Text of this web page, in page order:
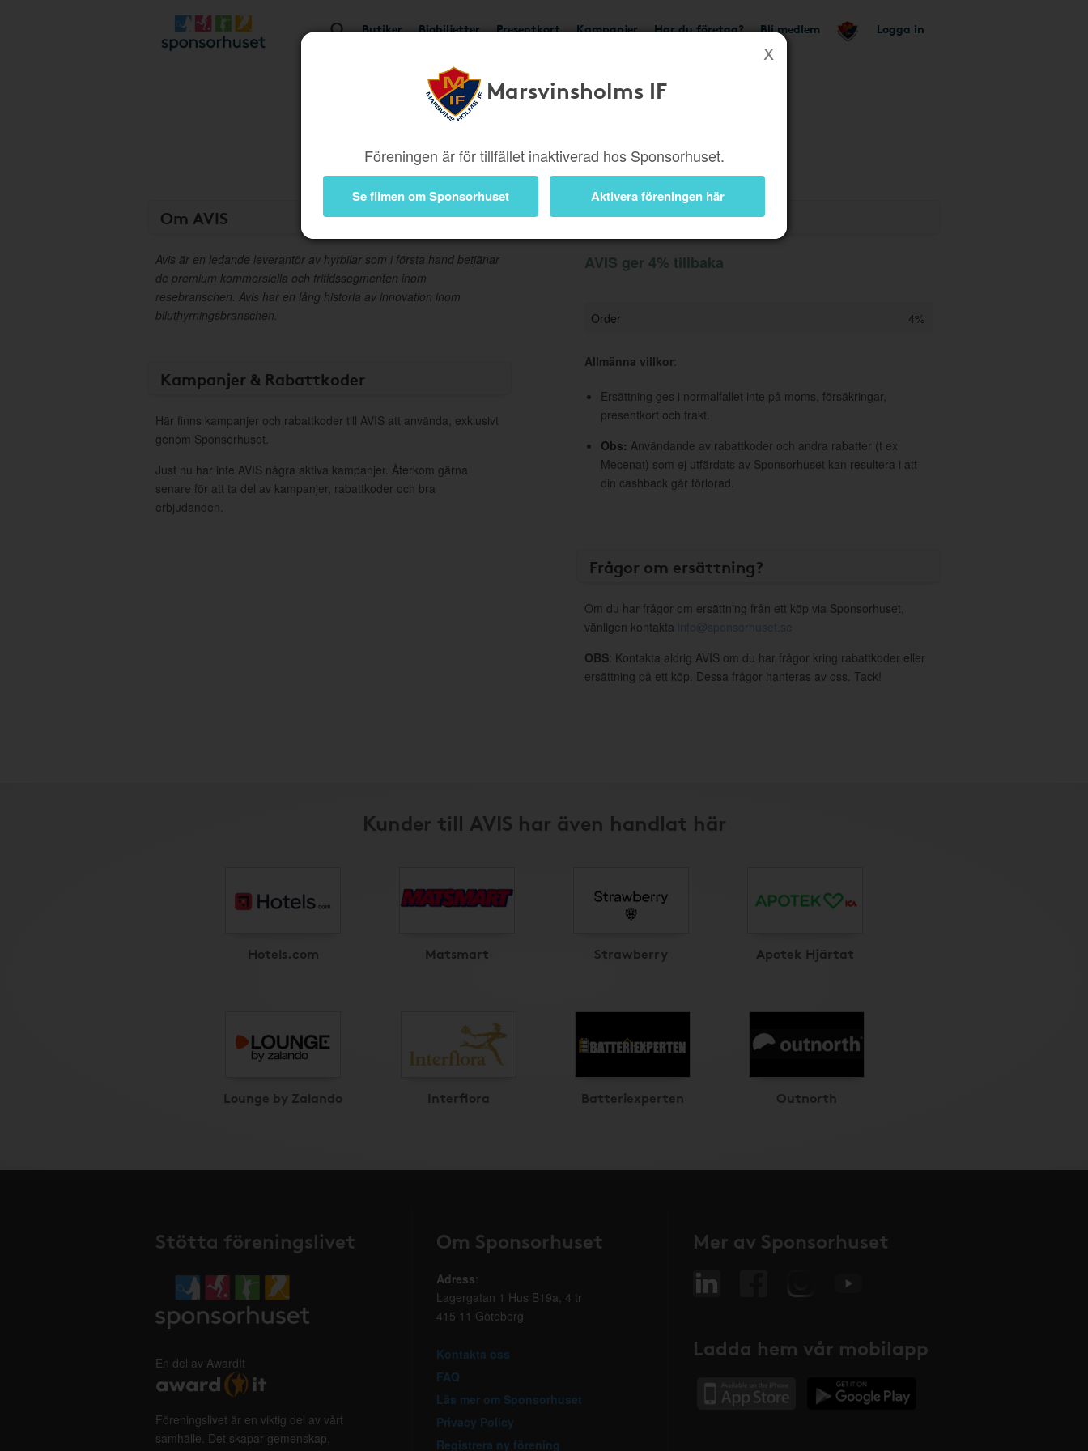
Butiker Biobiljetter Presentkort Kampanjer Har du företag? Bli medlem Logga in
Marsvinsholms IF
Föreningen är för tillfället inaktiverad hos Sponsorhuset.
Se filmen om Sponsorhuset Aktivera föreningen här
Om AVIS
Avis är en ledande leverantör av hyrbilar som i första hand betjänar
de premium kommersiella och fritidssegmenten inom
resebranschen. Avis har en lång historia av innovation inom
biluthyrningsbranschen.
Kampanjer & Rabattkoder
Här finns kampanjer och rabattkoder till AVIS att använda, exklusivt
genom Sponsorhuset.
Just nu har inte AVIS några aktiva kampanjer. Återkom gärna
senare för att ta del av kampanjer, rabattkoder och bra
erbjudanden.
Information
AVIS ger 4% tillbaka
Order 4%
Allmänna villkor:
Ersättning ges i normalfallet inte på moms, försäkringar,
presentkort och frakt.
Obs: Användande av rabattkoder och andra rabatter (t ex
Mecenat) som ej utfärdats av Sponsorhuset kan resultera i att
din cashback går förlorad.
Frågor om ersättning?
Om du har frågor om ersättning från ett köp via Sponsorhuset,
vänligen kontakta info@sponsorhuset.se
OBS: Kontakta aldrig AVIS om du har frågor kring rabattkoder eller
ersättning på ett köp. Dessa frågor hanteras av oss. Tack!
Kunder till AVIS har även handlat här
Hotels.com Matsmart Strawberry Apotek Hjärtat
Lounge by Zalando Interflora Batteriexperten Outnorth
Stötta föreningslivet
En del av AwardIt
Föreningslivet är en viktig del av vårt
samhälle. Det skapar gemenskap,
Om Sponsorhuset
Adress:
Lagergatan 1 Hus B19a, 4 tr
415 11 Göteborg
Kontakta oss
FAQ
Läs mer om Sponsorhuset
Privacy Policy
Registrera ny förening
Mer av Sponsorhuset
Ladda hem vår mobilapp